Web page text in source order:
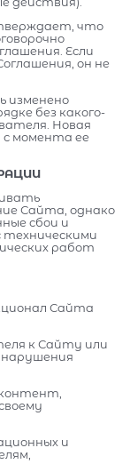
что
Если
он не
изменено
без какого-
Новая
с момента ее
Сайта, однако
сбои и
техническими
работ
Сайта
к Сайту или
нарушения
и